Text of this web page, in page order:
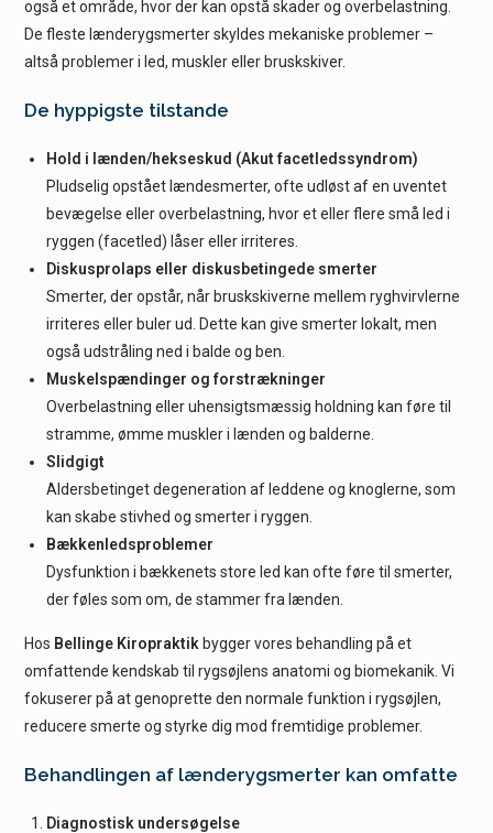
også et område, hvor der kan opstå skader og overbelastning.
De fleste lænderygsmerter skyldes mekaniske problemer –
altså problemer i led, muskler eller bruskskiver.
De hyppigste tilstande
Hold i lænden/hekseskud (Akut facetledssyndrom)
Pludselig opstået lændesmerter, ofte udløst af en uventet
bevægelse eller overbelastning, hvor et eller flere små led i
ryggen (facetled) låser eller irriteres.
Diskusprolaps eller diskusbetingede smerter
Smerter, der opstår, når bruskskiverne mellem ryghvirvlerne
irriteres eller buler ud. Dette kan give smerter lokalt, men
også udstråling ned i balde og ben.
Muskelspændinger og forstrækninger
Overbelastning eller uhensigtsmæssig holdning kan føre til
stramme, ømme muskler i lænden og balderne.
Slidgigt
Aldersbetinget degeneration af leddene og knoglerne, som
kan skabe stivhed og smerter i ryggen.
Bækkenledsproblemer
Dysfunktion i bækkenets store led kan ofte føre til smerter,
der føles som om, de stammer fra lænden.
Hos Bellinge Kiropraktik bygger vores behandling på et
omfattende kendskab til rygsøjlens anatomi og biomekanik. Vi
fokuserer på at genoprette den normale funktion i rygsøjlen,
reducere smerte og styrke dig mod fremtidige problemer.
Behandlingen af lænderygsmerter kan omfatte
Diagnostisk undersøgelse